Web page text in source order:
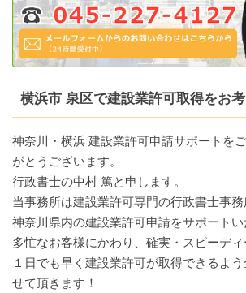
横浜市 泉区で建設業許可取得をお
神奈川・横浜 建設業許可申請サポートを
がとうございます。
行政書士の中村 篤と申します。
当事務所は建設業許可専門の行政書士事務
神奈川県内の建設業許可申請をサポートい
多忙なお客様にかわり、確実・スピーデ
１日でも早く建設業許可が取得できるよ
せて頂きます！